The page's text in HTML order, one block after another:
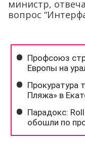
министр,
вопрос